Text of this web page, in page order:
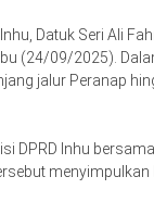
Datuk Seri Ali
(24/09/2025).
jalur Peranap
DPRD Inhu